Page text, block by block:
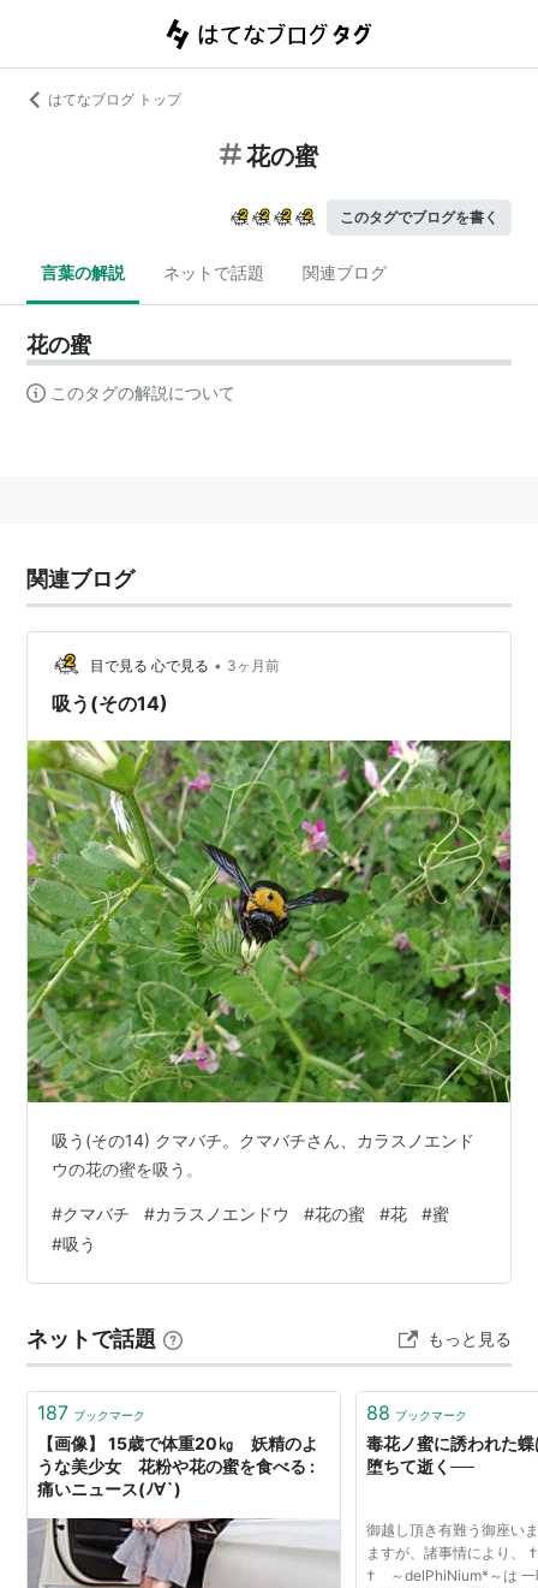
はてなブログ トップ
花の蜜
このタグでブログを書く
言葉の解説 ネットで話題 関連ブログ
花の蜜
このタグの解説について
関連ブログ
目で見る 心で見る • 3ヶ月前
吸う(その14)
吸う(その14) クマバチ。クマバチさん、カラスノエンド
ウの花の蜜を吸う。
#クマバチ #カラスノエンドウ #花の蜜 #花 #蜜
#吸う
ネットで話題 もっと見る
187 ブックマーク
【画像】 15歳で体重20㎏ 妖精のよ
うな美少女 花粉や花の蜜を食べる :
痛いニュース(ﾉ∀`)
88 ブックマーク
毒花ノ蜜に誘われた
堕ちて逝く──
御越し頂き有難う御座い
ますが、諸事情により、
† ～delPhiNium*～は 一